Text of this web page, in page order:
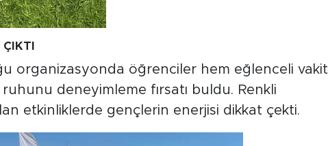
organizasyonda öğrenciler hem eğlenceli vakit
deneyimleme fırsatı buldu. Renkli
etkinliklerde gençlerin enerjisi dikkat çekti.